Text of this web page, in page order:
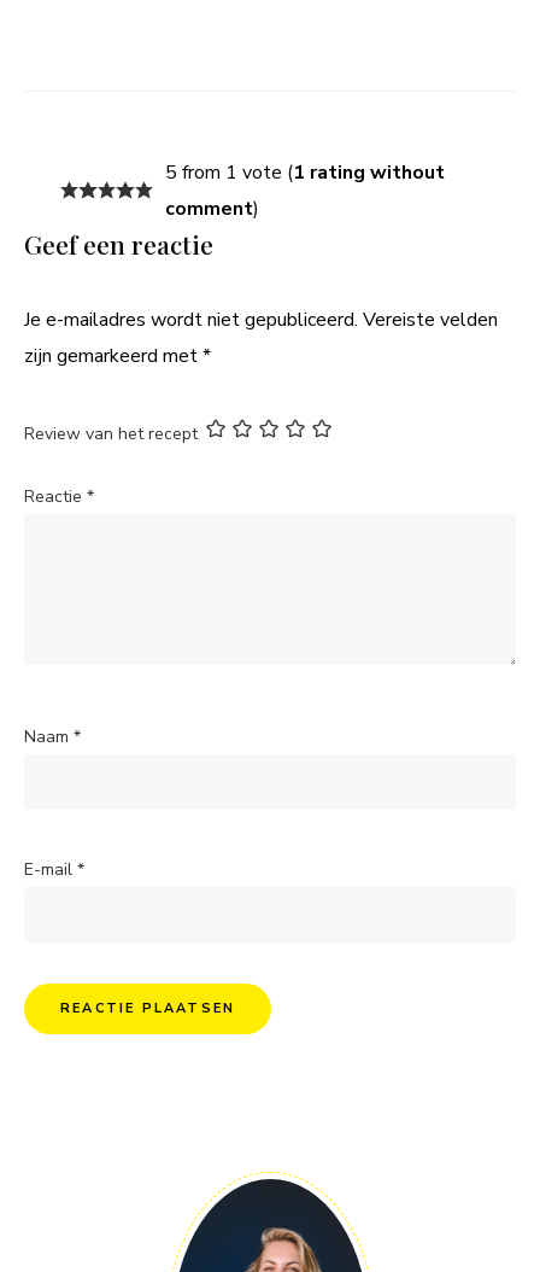
5 from 1 vote (1 rating without
comment)
Geef een reactie
Je e-mailadres wordt niet gepubliceerd. Vereiste velden
zijn gemarkeerd met*
Review van het recept
Reactie *
Naam *
E-mail *